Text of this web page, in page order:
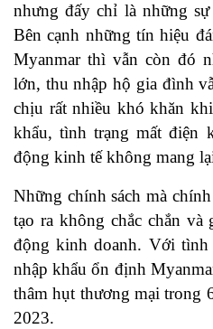
nhưng đấy chỉ là những
Bên cạnh những tín hiệu
Myanmar thì vẫn còn đó
lớn, thu nhập hộ gia đình
chịu rất nhiều khó khăn
khẩu, tình trạng mất điện
động kinh tế không mang
Những chính sách mà
tạo ra không chắc chắn và
động kinh doanh. Với tình
nhập khẩu ổn định
thâm hụt thương mại trong
2023.